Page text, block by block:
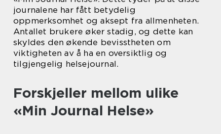
journalene har fått betydelig
oppmerksomhet og aksept fra allmenheten.
Antallet brukere øker stadig, og dette kan
skyldes den økende bevisstheten om
viktigheten av å ha en oversiktlig og
tilgjengelig helsejournal.
Forskjeller mellom ulike
«Min Journal Helse»